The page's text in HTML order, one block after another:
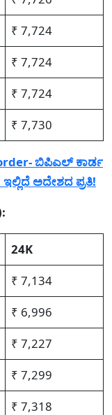
₹ 7,724
₹ 7,724
₹ 7,724
₹ 7,730
ಬಿಪಿಎಲ್ ಕಾರ್ಡ
ಅದೇಶದ ಪ್ರತಿ!
24K
₹ 7,134
₹ 6,996
₹ 7,227
₹ 7,299
₹ 7,318